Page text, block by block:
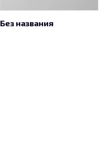
Без названия